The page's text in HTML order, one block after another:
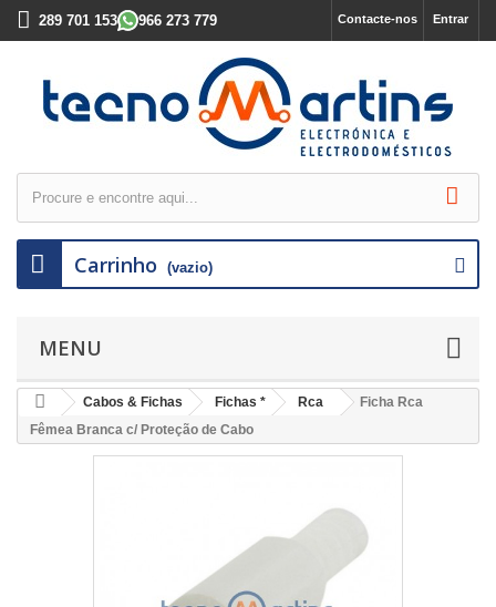
Entrar
Contacte-nos
289 701 153 966 273 779
Carrinho (vazio)
MENU
Cabos & Fichas Fichas * Rca
Ficha Rca
Fêmea Branca c/ Proteção de Cabo